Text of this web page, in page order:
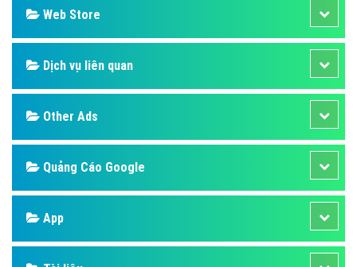
Design
SEO
Banner
Facebook
Google